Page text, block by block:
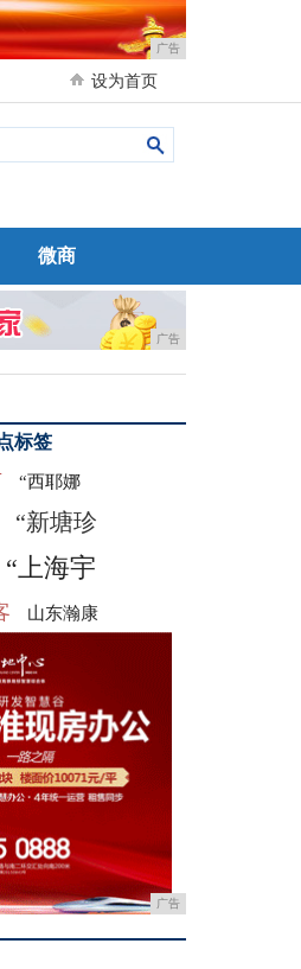
广告
设为首页
微商
广告
标签
“西耶娜
“新塘珍
“上海宇
山东瀚康
广告